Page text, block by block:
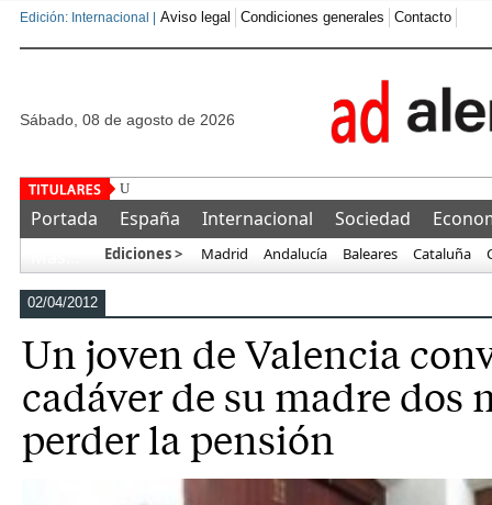
Edición: Internacional | Aviso legal Condiciones generales Contacto
sábado, 08 de agosto de 2026
Una asociación militar exige adelant
Portada España Internacional Sociedad
Ediciones > Madrid Andalucía Baleares Cataluña
02/04/2012
Un joven de Valencia
cadáver de su madre dos
perder la pensión